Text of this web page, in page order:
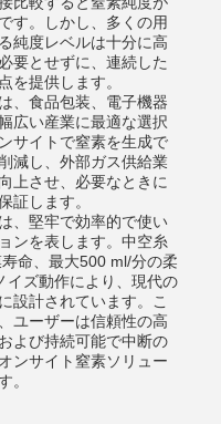
す。しかし、多くの用
純度レベルは十分に高
要とせずに、連続した
を提供します。
、食品包装、電子機器
広い産業に最適な選択
サイトで窒素を生成で
減し、外部ガス供給業
上させ、必要なときに
証します。
、堅牢で効率的で使い
ンを表します。中空糸
命、最大500 ml/分の柔
イズ動作により、現代の
設計されています。こ
ユーザーは信頼性の高
よび持続可能で中断の
ンサイト窒素ソリュー
。